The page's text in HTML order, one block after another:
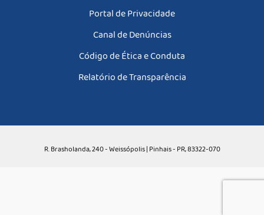
Portal de Privacidade
Canal de Denúncias
Código de Ética e Conduta
Relatório de Transparência
R. Brasholanda, 240 - Weissópolis | Pinhais - PR, 83322-070